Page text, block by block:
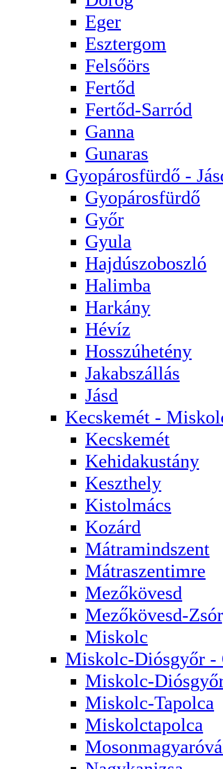
Eger
Esztergom
Felsőörs
Fertőd
Fertőd-Sarród
Ganna
Gunaras
Gyopárosfürdő -
Gyopárosfürdő
Győr
Gyula
Hajdúszoboszló
Halimba
Harkány
Hévíz
Hosszúhetény
Jakabszállás
Jásd
Kecskemét -
Kecskemét
Kehidakustány
Keszthely
Kistolmács
Kozárd
Mátramindszent
Mátraszentimre
Mezőkövesd
Mezőkövesd-
Miskolc
Miskolc-Diósgyőr -
Miskolc-
Miskolc-Tapolca
Miskolctapolca